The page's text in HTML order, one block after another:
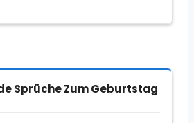
Sprüche Zum Geburtstag